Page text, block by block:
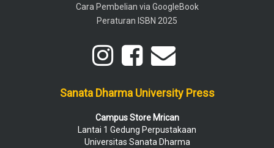
Cara Pembelian via GoogleBook
Peraturan ISBN 2025
Sanata Dharma University Press
Campus Store Mrican
Lantai 1 Gedung Perpustakaan
Universitas Sanata Dharma